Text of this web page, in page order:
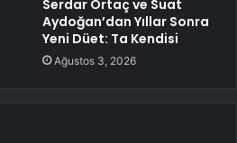
Serdar Ortaç ve Suat
Aydoğan’dan Yıllar Sonra
Yeni Düet: Ta Kendisi
Ağustos 3, 2026